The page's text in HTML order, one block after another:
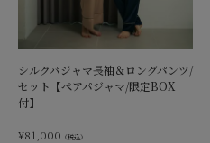
シルクパジャマ長袖＆ロングパンツ/
セット【ペアパジャマ/限定BOX
付】
¥81,000 （税込）